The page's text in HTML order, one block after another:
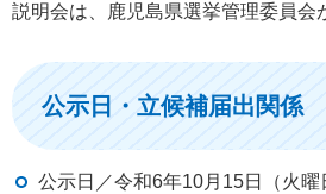
説明会は、鹿児島県選挙管理委員会
公示日・立候補届出関係
公示日／令和6年10月15日（火曜